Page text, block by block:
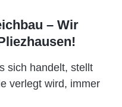
– Wir
sich handelt, stellt
verlegt wird, immer